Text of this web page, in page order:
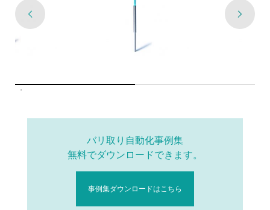
バリ取り自動化事例集
無料でダウンロードできます。
事例集ダウンロードはこちら